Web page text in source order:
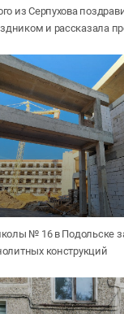
из Серпухова
и рассказала
№ 16 в Подольске
конструкций